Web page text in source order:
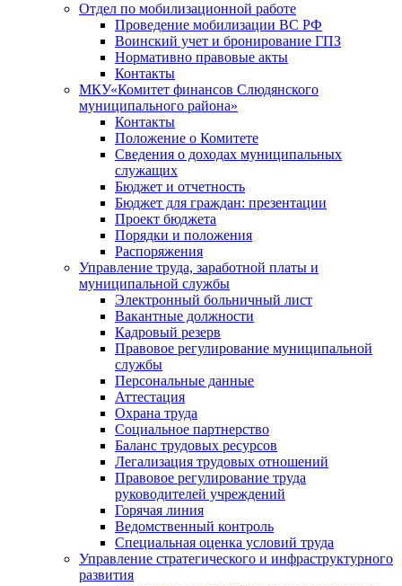
Отдел по мобилизационной работе
Проведение мобилизации ВС РФ
Воинский учет и бронирование ГПЗ
Нормативно правовые акты
Контакты
МКУ«Комитет финансов Слюдянского
муниципального района»
Контакты
Положение о Комитете
Сведения о доходах муниципальных
служащих
Бюджет и отчетность
Бюджет для граждан: презентации
Проект бюджета
Порядки и положения
Распоряжения
Управление труда, заработной платы и
муниципальной службы
Электронный больничный лист
Вакантные должности
Кадровый резерв
Правовое регулирование муниципальной
службы
Персональные данные
Аттестация
Охрана труда
Социальное партнерство
Баланс трудовых ресурсов
Легализация трудовых отношений
Правовое регулирование труда
руководителей учреждений
Горячая линия
Ведомственный контроль
Специальная оценка условий труда
Управление стратегического и инфраструктурного
развития